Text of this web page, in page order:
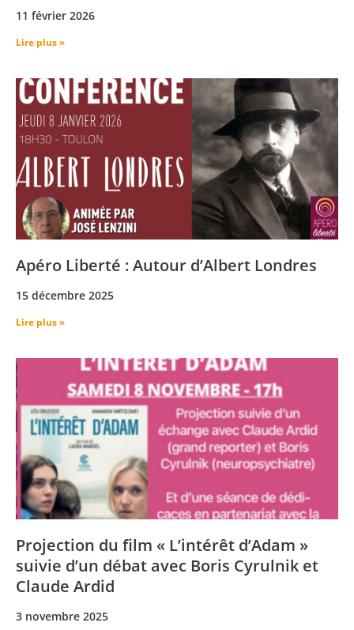
11 février 2026
Lire plus »
Apéro Liberté : Autour d’Albert Londres
15 décembre 2025
Lire plus »
Projection du film « L’intérêt d’Adam »
suivie d’un débat avec Boris Cyrulnik et
Claude Ardid
3 novembre 2025